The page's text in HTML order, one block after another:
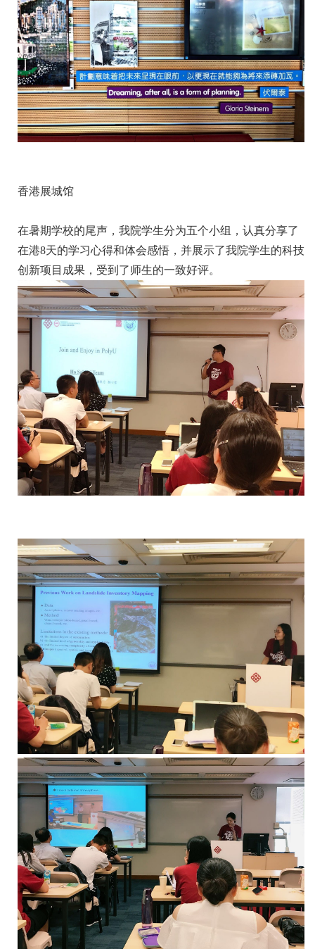
香港展城馆
在暑期学校的尾声，我院学生分为五个小组，认真分享了
在港8天的学习心得和体会感悟，并展示了我院学生的科技
创新项目成果，受到了师生的一致好评。